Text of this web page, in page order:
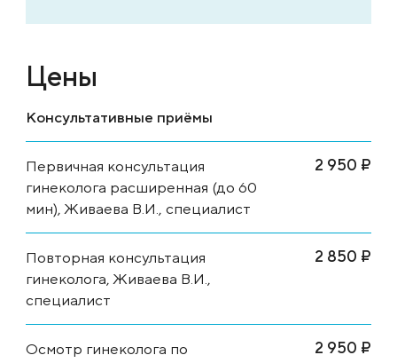
Цены
Консультативные приёмы
Первичная консультация
гинеколога расширенная (до 60
мин), Живаева В.И., специалист
2 950 ₽
Повторная консультация
гинеколога, Живаева В.И.,
специалист
2 850 ₽
Осмотр гинеколога по
2 950 ₽